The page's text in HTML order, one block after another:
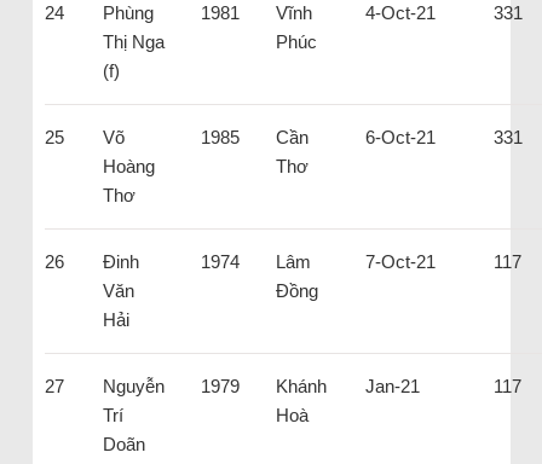
24
Phùng
Thị Nga
(f)
1981
Vĩnh
Phúc
4-Oct-21 331
25
Võ
Hoàng
Thơ
1985
Cần
Thơ
6-Oct-21 331
26
Đinh
Văn
Hải
1974
Lâm
Đồng
7-Oct-21 117
27
Nguyễn
Trí
Doãn
1979
Khánh
Hoà
Jan-21 117